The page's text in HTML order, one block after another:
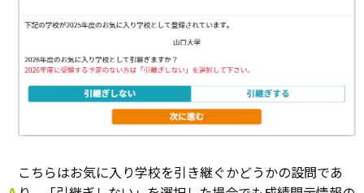
こちらはお気に入り学校を引き継ぐかどうかの設問であ